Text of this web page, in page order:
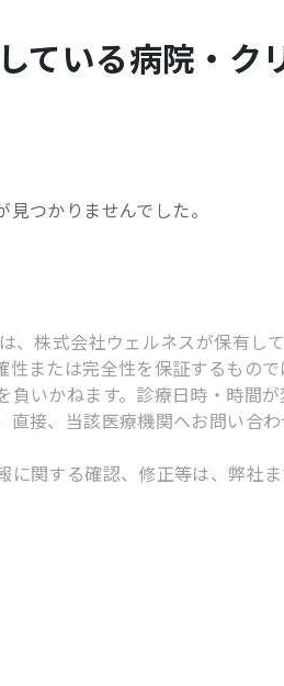
ている病院・ク
見つかりませんでした。
株式会社ウェルネスが保有し
または完全性を保証するもの
いかねます。診療日時・時間
接、当該医療機関へお問い合わ
関する確認、修正等は、弊社